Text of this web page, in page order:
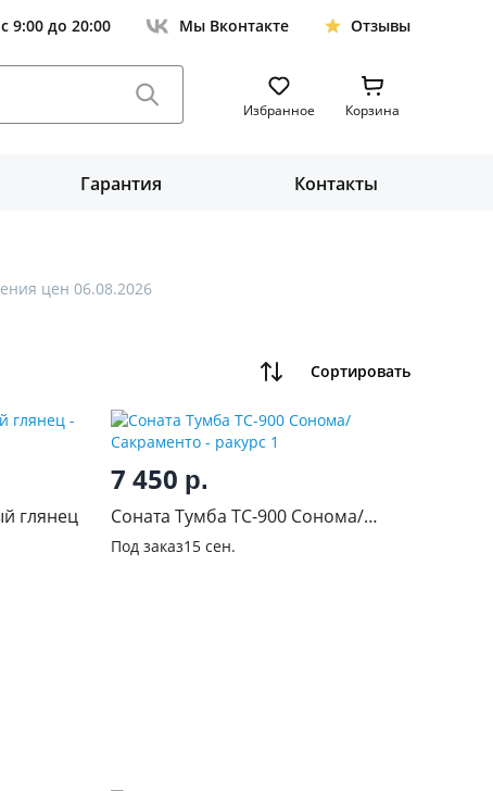
с 9:00 до 20:00 Мы Вконтакте Отзывы
Избранное Корзина
Гарантия Контакты
цен 06.08.2026
Сортировать
глянец
7 450 р.
Соната Тумба ТС-900 Сонома/
Сакраменто
Под заказ15 сен.